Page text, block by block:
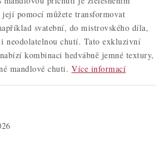
pomocí můžete transformovat
svatební, do mistrovského díla,
neodolatelnou chutí. Tato exkluzivní
kombinaci hedvábně jemné textury,
mandlové chuti. Více informací